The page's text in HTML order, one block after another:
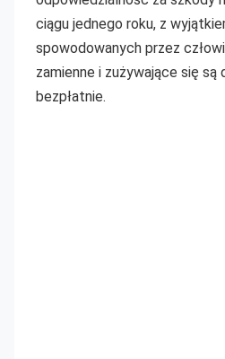
ciągu jednego roku, z
spowodowanych przez
zamienne i zużywające się są
bezpłatnie.